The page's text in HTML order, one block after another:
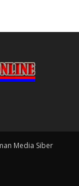
Media Siber